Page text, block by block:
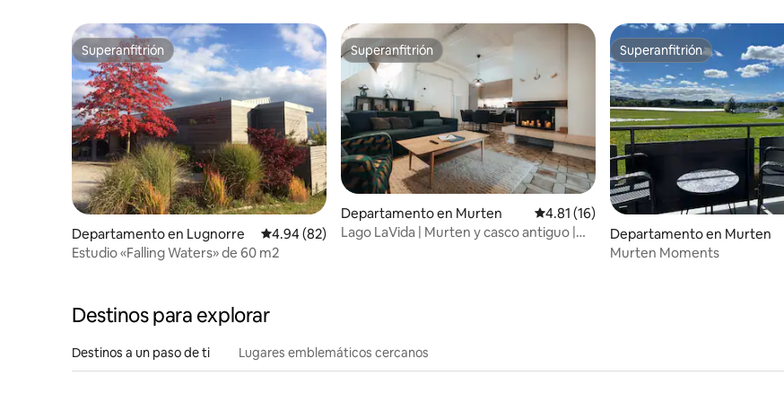
Superanfitrión
Superanfitrión
Departamento en Lugnorre Calificación promedio: 4.94 de 5; 82 evaluaciones
4.94 (82)
Estudio «Falling Waters» de 60 m2
Superanfitrión
Superanfitrión
Departamento en Murten Calificación promedio: 4.81 de 5; 16
4.81 (16)
Lago LaVida | Murten y casco antiguo |
Superanfitrión
Superanfitrión
Departamento en Murten
Murten Moments
Destinos para explorar
Destinos a un paso de ti Lugares emblemáticos cercanos